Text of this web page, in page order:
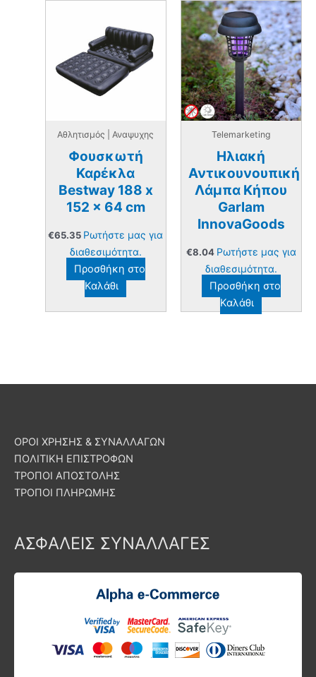
Αθλητισμός | Αναψυχης
Φουσκωτή
Καρέκλα
Bestway 188 x
152 x 64 cm
€65.35 Ρωτήστε μας για
διαθεσιμότητα.
Προσθήκη στο
Καλάθι
Telemarketing
Ηλιακή
Αντικουνουπική
Λάμπα Κήπου
Garlam
InnovaGoods
€8.04 Ρωτήστε μας για
διαθεσιμότητα.
Προσθήκη στο
Καλάθι
ΟΡΟΙ ΧΡΗΣΗΣ & ΣΥΝΑΛΛΑΓΩΝ
ΠΟΛΙΤΙΚΗ ΕΠΙΣΤΡΟΦΩΝ
ΤΡΟΠΟΙ ΑΠΟΣΤΟΛΗΣ
ΤΡΟΠΟΙ ΠΛΗΡΩΜΗΣ
ΑΣΦΑΛΕΙΣ ΣΥΝΑΛΛΑΓΕΣ